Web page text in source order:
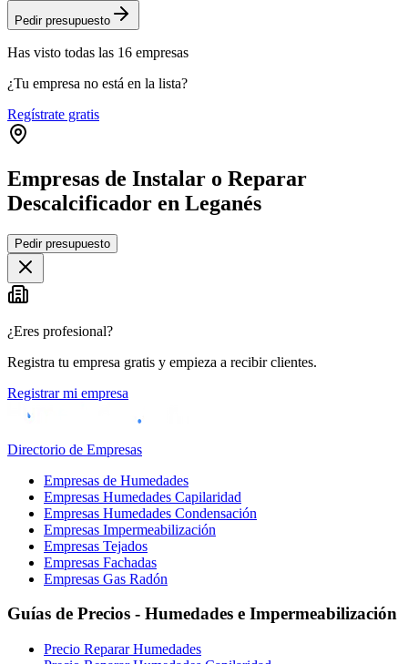
Pedir presupuesto
Has visto todas las 16 empresas
¿Tu empresa no está en la lista?
Regístrate gratis
Empresas de Instalar o Reparar
Descalcificador en Leganés
+
−
Pedir presupuesto
¿Eres profesional?
Registra tu empresa gratis y empieza a recibir clientes.
Registrar mi empresa
Directorio de Empresas
Empresas de Humedades
Empresas Humedades Capilaridad
Empresas Humedades Condensación
Empresas Impermeabilización
Empresas Tejados
Empresas Fachadas
Empresas Gas Radón
Guías de Precios - Humedades e Impermeabilización
Precio Reparar Humedades